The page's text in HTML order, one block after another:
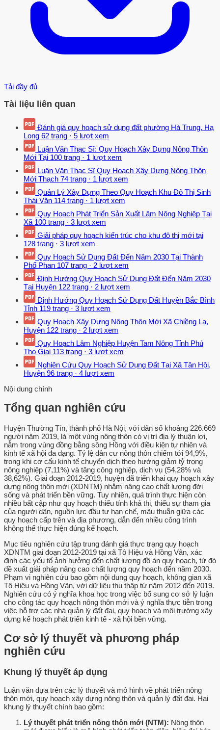
Tải đầy đủ
Tài liệu liên quan
Đánh giá quy hoạch sử dụng đất phường Hà Trung, Hạ
Long 62 trang · 5 lượt xem
Luận Văn Thạc Sĩ: Quy Hoạch Xây Dựng Nông Thôn
Mới Tại 100 trang · 1 lượt xem
Luận Văn Thạc Sĩ Quy Hoạch Xây Dựng Nông Thôn
Mới Thạch 74 trang · 1 lượt xem
Quản Lý Xây Dựng Theo Quy Hoạch Khu Đô Thị Sinh
Thái Văn 114 trang · 1 lượt xem
Quy Hoạch Phát Triển Sản Xuất Lâm Nông Nghiệp Tại
Xã 100 trang · 3 lượt xem
Giải pháp quy hoạch kiến trúc cho khu đô thị mới tại
128 trang · 3 lượt xem
Quy Hoạch Sử Dụng Đất Đến Năm 2030 Tại Thành
Phố Phan 107 trang · 2 lượt xem
Định Hướng Quy Hoạch Sử Dụng Đất Đến Năm 2030
Tại Huyện 122 trang · 2 lượt xem
Định Hướng Quy Hoạch Sử Dụng Đất Huyện Bắc Bình
Tỉnh 119 trang · 3 lượt xem
Quy Hoạch Xây Dựng Nông Thôn Mới Xã Chiềng La,
Huyện 122 trang · 2 lượt xem
Quy Hoạch Lâm Nghiệp Huyện Tam Nông Tỉnh Phú
Thọ Giai 113 trang · 3 lượt xem
Nghiên Cứu Quy Hoạch Sử Dụng Đất Tại Xã Tân Hội,
Huyện 96 trang · 4 lượt xem
Nội dung chính
Tổng quan nghiên cứu
Huyện Thường Tín, thành phố Hà Nội, với dân số khoảng 226.669
người năm 2019, là một vùng nông thôn có vị trí địa lý thuận lợi,
nằm trong vùng đồng bằng sông Hồng với điều kiện tự nhiên và
kinh tế xã hội đa dạng. Tỷ lệ dân cư nông thôn chiếm tới 94,9%,
trong khi cơ cấu kinh tế chuyển dịch theo hướng giảm tỷ trọng
nông nghiệp (7,11%) và tăng công nghiệp, dịch vụ (54,28% và
38,62%). Giai đoạn 2012-2019, huyện đã triển khai quy hoạch xây
dựng nông thôn mới (XDNTM) nhằm nâng cao chất lượng đời
sống và phát triển bền vững. Tuy nhiên, quá trình thực hiện còn
nhiều bất cập như quy hoạch thiếu tính khả thi, thiếu sự tham gia
của người dân, nguồn lực đầu tư hạn chế, mâu thuẫn giữa các
quy hoạch cấp trên và địa phương, dẫn đến nhiều công trình
không thể thực hiện đúng kế hoạch.
Mục tiêu nghiên cứu tập trung đánh giá thực trạng quy hoạch
XDNTM giai đoạn 2012-2019 tại xã Tô Hiệu và Hồng Vân, xác
định các yếu tố ảnh hưởng đến chất lượng đồ án quy hoạch, từ đó
đề xuất giải pháp nâng cao chất lượng quy hoạch đến năm 2030.
Phạm vi nghiên cứu bao gồm nội dung quy hoạch, không gian xã
Tô Hiệu và Hồng Vân, với dữ liệu thu thập từ năm 2012 đến 2019.
Nghiên cứu có ý nghĩa khoa học trong việc bổ sung cơ sở lý luận
cho công tác quy hoạch nông thôn mới và ý nghĩa thực tiễn trong
việc hỗ trợ các nhà quản lý đất đai, quy hoạch và môi trường xây
dựng kế hoạch phát triển kinh tế - xã hội bền vững.
Cơ sở lý thuyết và phương pháp
nghiên cứu
Khung lý thuyết áp dụng
Luận văn dựa trên các lý thuyết và mô hình về phát triển nông
thôn mới, quy hoạch xây dựng nông thôn và quản lý đất đai. Hai
khung lý thuyết chính bao gồm:
Lý thuyết phát triển nông thôn mới (NTM): Nông thôn